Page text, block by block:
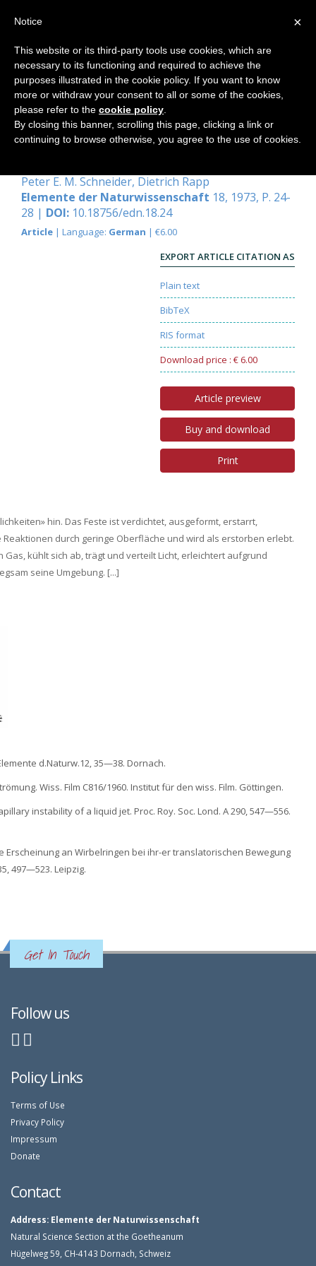
Bilder an flüssigen Grenzen
Peter E. M. Schneider, Dietrich Rapp
Elemente der Naturwissenschaft 18, 1973, P. 24-
28 | DOI: 10.18756/edn.18.24
Article | Language: German | €6.00
EXPORT ARTICLE CITATION AS
Plain text
BibTeX
RIS format
Download price : € 6.00
Article preview
Buy and download
Print
hin. Das Feste ist verdichtet, ausgeformt, erstarrt,
durch geringe Oberfläche und wird als erstorben erlebt.
kühlt sich ab, trägt und verteilt Licht, erleichtert aufgrund
seine Umgebung. [...]
d.Naturw.12‚ 35—38. Dornach.
Wiss. Film C816/1960. Institut für den wiss. Film. Göttingen.
instability of a liquid jet. Proc. Roy. Soc. Lond. A 290, 547—556.
Erscheinung an Wirbelringen bei ihr-er translatorischen Bewegung
497—523. Leipzig.
Get In Touch
Follow us
Policy Links
Terms of Use
Privacy Policy
Impressum
Donate
Contact
Address: Elemente der Naturwissenschaft
Natural Science Section at the Goetheanum
Hügelweg 59, CH-4143 Dornach, Schweiz
×
Notice
This website or its third-party tools use cookies, which are
necessary to its functioning and required to achieve the
purposes illustrated in the cookie policy. If you want to know
more or withdraw your consent to all or some of the cookies,
please refer to the cookie policy
By closing this banner, scrolling this page, clicking a link or
continuing to browse otherwise, you agree to the use of cookies.